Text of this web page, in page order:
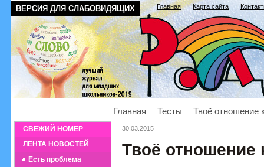
ВЕРСИЯ ДЛЯ СЛАБОВИДЯЩИХ Главная Карта сайта
СВЕЖИЙ НОМЕР
ЛЕНТА НОВОСТЕЙ
Есть проблема
Главная Тесты Твоё отношение
30.03.2015
Твоё отношение